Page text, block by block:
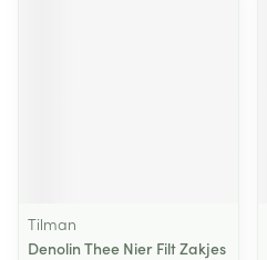
Tilman
Denolin Thee Nier Filt Zakjes